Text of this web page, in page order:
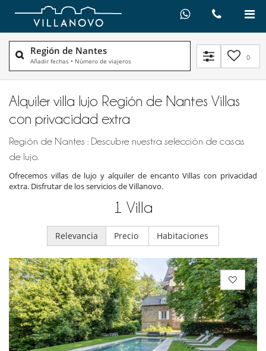
Región de Nantes
Añadir fechas • Número de viajeros 0
Alquiler villa lujo Región de Nantes Villas
con privacidad extra
Región de Nantes : Descubre nuestra selección de casas
de lujo.
Ofrecemos villas de lujo y alquiler de encanto Villas con privacidad
extra. Disfrutar de los servicios de Villanovo.
1 Villa
Relevancia Precio Habitaciones